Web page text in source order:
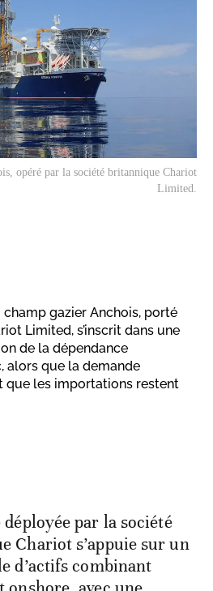
opéré par la société britannique Chariot
Limited.
gazier Anchois, porté
Limited, s’inscrit dans une
de la dépendance
alors que la demande
que les importations restent
par la société
Chariot s’appuie sur un
d’actifs combinant